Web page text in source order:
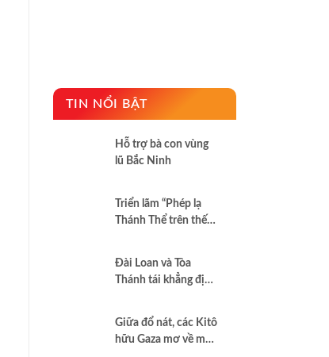
TIN NỔI BẬT
Hỗ trợ bà con vùng
lũ Bắc Ninh
Triển lãm “Phép lạ
Thánh Thể trên thế
Đài Loan và Tòa
Thánh tái khẳng định
hòa bình và dân chủ
Giữa đổ nát, các Kitô
hữu Gaza mơ về một